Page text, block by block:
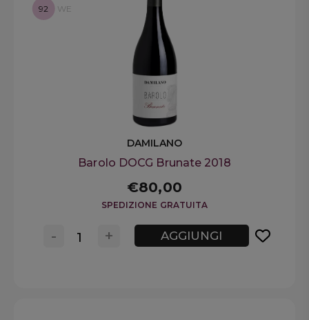
92 WE
DAMILANO
Barolo DOCG Brunate 2018
€80,00
SPEDIZIONE GRATUITA
+
- AGGIUNGI